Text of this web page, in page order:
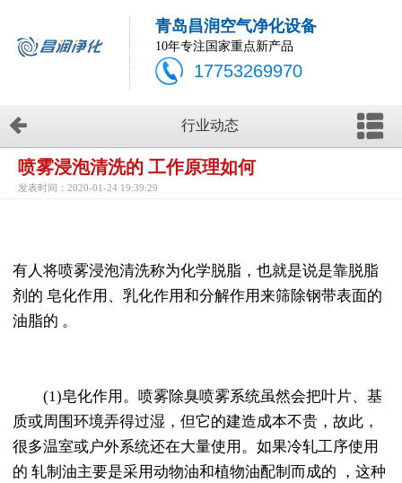
青岛昌润空气净化设备
10年专注国家重点新产品
17753269970
行业动态
喷雾浸泡清洗的 工作原理如何
发表时间：2020-01-24 19:39:29
有人将喷雾浸泡清洗称为化学脱脂，也就是说是靠脱脂
剂的 皂化作用、乳化作用和分解作用来筛除钢带表面的
油脂的 。
(1)皂化作用。喷雾除臭喷雾系统虽然会把叶片、基
质或周围环境弄得过湿，但它的建造成本不贵，故此，
很多温室或户外系统还在大量使用。如果冷轧工序使用
的 轧制油主要是采用动物油和植物油配制而成的 ，这种